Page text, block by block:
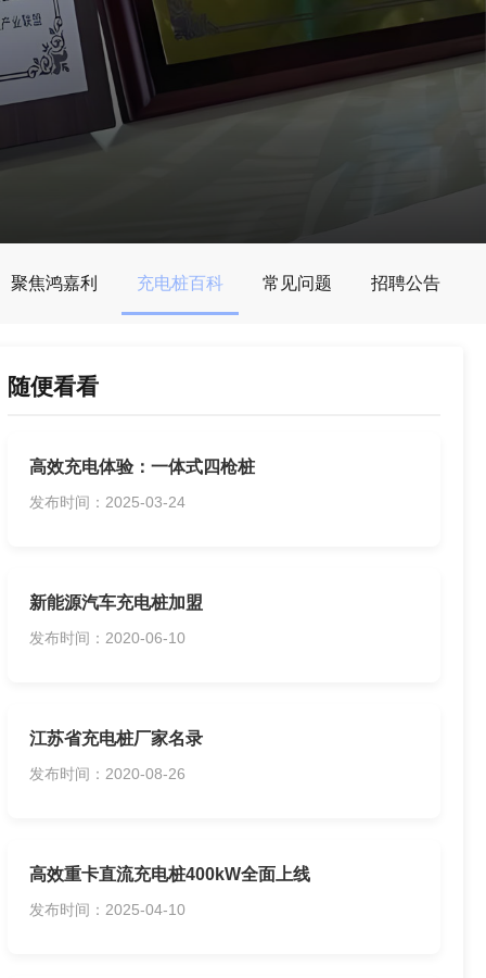
聚焦鸿嘉利 充电桩百科 常见问题 招聘公告
随便看看
高效充电体验：一体式四枪桩
发布时间：2025-03-24
新能源汽车充电桩加盟
发布时间：2020-06-10
江苏省充电桩厂家名录
发布时间：2020-08-26
高效重卡直流充电桩400kW全面上线
发布时间：2025-04-10